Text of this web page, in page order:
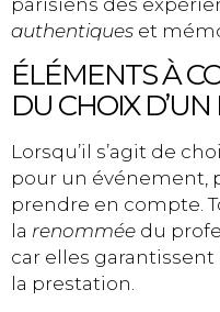
authentiques et
ÉLÉMENTS À
DU CHOIX
Lorsqu’il s’agit de
pour un événement,
prendre en compte.
la renommée du
car elles
la prestation.